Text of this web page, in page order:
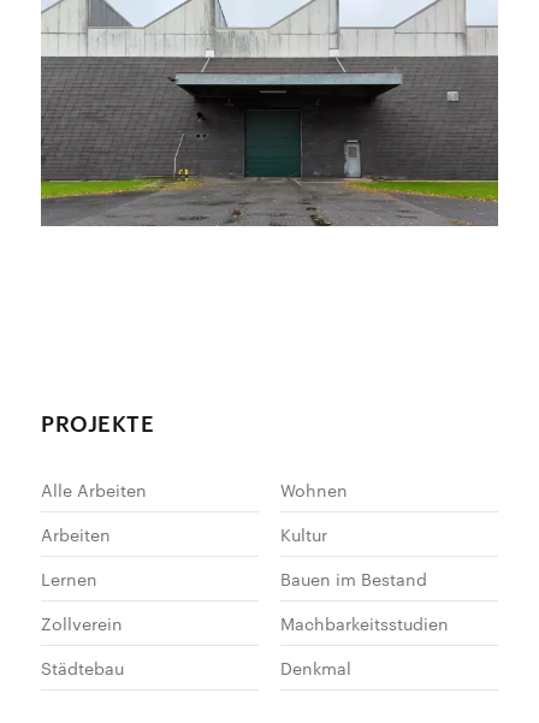
PROJEKTE
Alle Arbeiten
Wohnen
Arbeiten
Kultur
Lernen
Bauen im Bestand
Zollverein
Machbarkeitsstudien
Städtebau
Denkmal